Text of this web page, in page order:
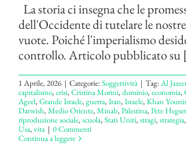
La storia ci insegna che le
dell'Occidente di tutelare le
vuote. Poiché l'imperialismo
controllo. Articolo pubblicato su
1 Aprile, 2026 | Categorie:Soggettività | Tag:Al
capitalismo,crisi,Cristina Morini,dominio,economia,
Ageel,Grande Israele,guerra,Iran,Israele,Khan Younis
Darwish,Medio Oriente,Minab,Palestina,Pete
riproduzione sociale,scuola,Stati Uniti,stragi,strategia,
Usa,vita | 0 Commenti
Continua a leggere